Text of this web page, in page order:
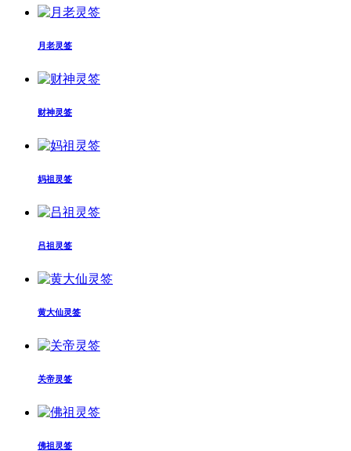
月老灵签
财神灵签
妈祖灵签
吕祖灵签
黄大仙灵签
关帝灵签
佛祖灵签